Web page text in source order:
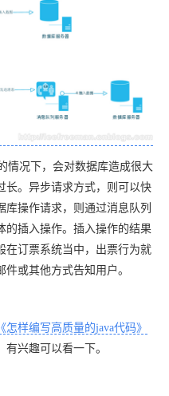
况下，会对数据库造成很大
长。异步请求方式，则可以快
操作请求，则通过消息队列
的插入操作。插入操作的结果
在订票系统当中，出票行为就
或其他方式告知用户。
《怎样编写高质量的java代码》
兴趣可以看一下。